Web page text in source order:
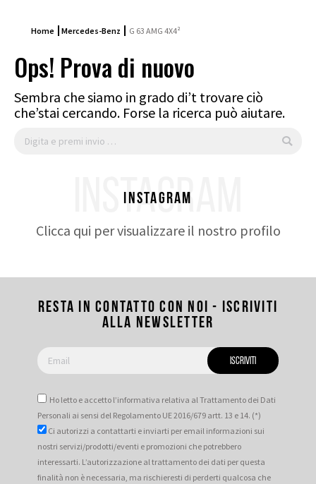
Home Mercedes-Benz G 63 AMG 4X4²
Ops! Prova di nuovo
Sembra che siamo in grado di’t trovare ciò
che’stai cercando. Forse la ricerca può aiutare.
Cerca:
INSTAGRAM
Instagram
Clicca qui per visualizzare il nostro profilo
Resta in contatto con noi - Iscriviti
alla newsletter
Ho letto e accetto l’informativa relativa al Trattamento dei Dati
Personali ai sensi del Regolamento UE 2016/679 artt. 13 e 14. (*)
Ci autorizzi a contattarti e inviarti per email informazioni sui
nostri servizi/prodotti/eventi e promozioni che potrebbero
interessarti. L’autorizzazione al trattamento dei dati per questa
finalità non è necessaria, ma rischieresti di perderti qualcosa che